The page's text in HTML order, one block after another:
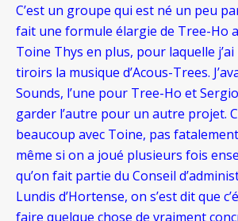
C’est un groupe qui est né un peu
fait une formule élargie de Tree-Ho
Toine Thys en plus, pour laquelle
tiroirs la musique d’Acous-Trees.
Sounds, l’une pour Tree-Ho et
garder l’autre pour un autre projet.
beaucoup avec Toine, pas
même si on a joué plusieurs fois
qu’on fait partie du Conseil
Lundis d’Hortense, on s’est dit que
faire quelque chose de vraiment